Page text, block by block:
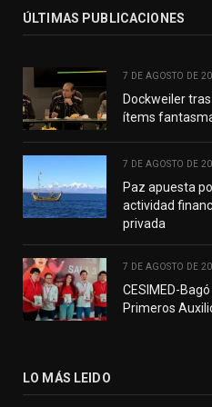
ÚLTIMAS PUBLICACIONES
7 DE AGOSTO DE
Dockweiler
ítems
7 DE AGOSTO DE
Paz apuesta
actividad
privada
7 DE AGOSTO DE
CESIMED-
Primeros
LO MÁS LEIDO